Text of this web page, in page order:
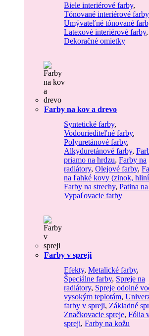
Biele interiérové farby,
Tónované interiérové farby
Umývateľné tónované
Latexové interiérové farby,
Dekoračné omietky
Farby na kov a drevo
Syntetické farby,
Vodouriediteľné farby,
Polyuretánové farby,
Alkyduretánové farby,
priamo na hrdzu, Farby na
radiátory, Olejové farby,
na ľahké kovy (zinok,
Farby na strechy, Patina
Vypaľovacie farby
Farby v spreji
Efekty, Metalické farby,
Špeciálne farby, Spreje na
radiátory, Spreje odolné
vysokým teplotám,
farby v spreji, Základné
Značkovacie spreje, Fólia
spreji, Farby na kožu